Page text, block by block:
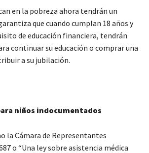
en la pobreza ahora tendrán un
que cuando cumplan 18 años y
de educación financiera, tendrán
continuar su educación o comprar una
a su jubilación.
niños indocumentados
la Cámara de Representantes
o “Una ley sobre asistencia médica